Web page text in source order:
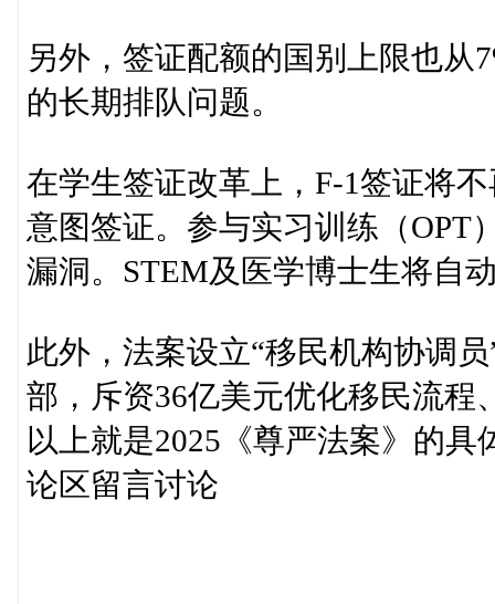
另外，签证配额的国别上限也从
的长期排队问题。
在学生签证改革上，F-1签证将
意图签证。参与实习训练（OPT
漏洞。STEM及医学博士生将自
此外，法案设立“移民机构协调
部，斥资36亿美元优化移民流程
以上就是2025《尊严法案》的
论区留言讨论